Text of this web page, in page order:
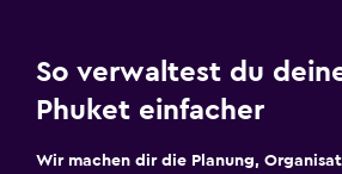
So verwaltest du
Phuket einfacher
Wir machen dir die Planung,